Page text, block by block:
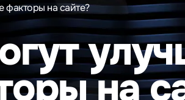
факторы на сайте?
на